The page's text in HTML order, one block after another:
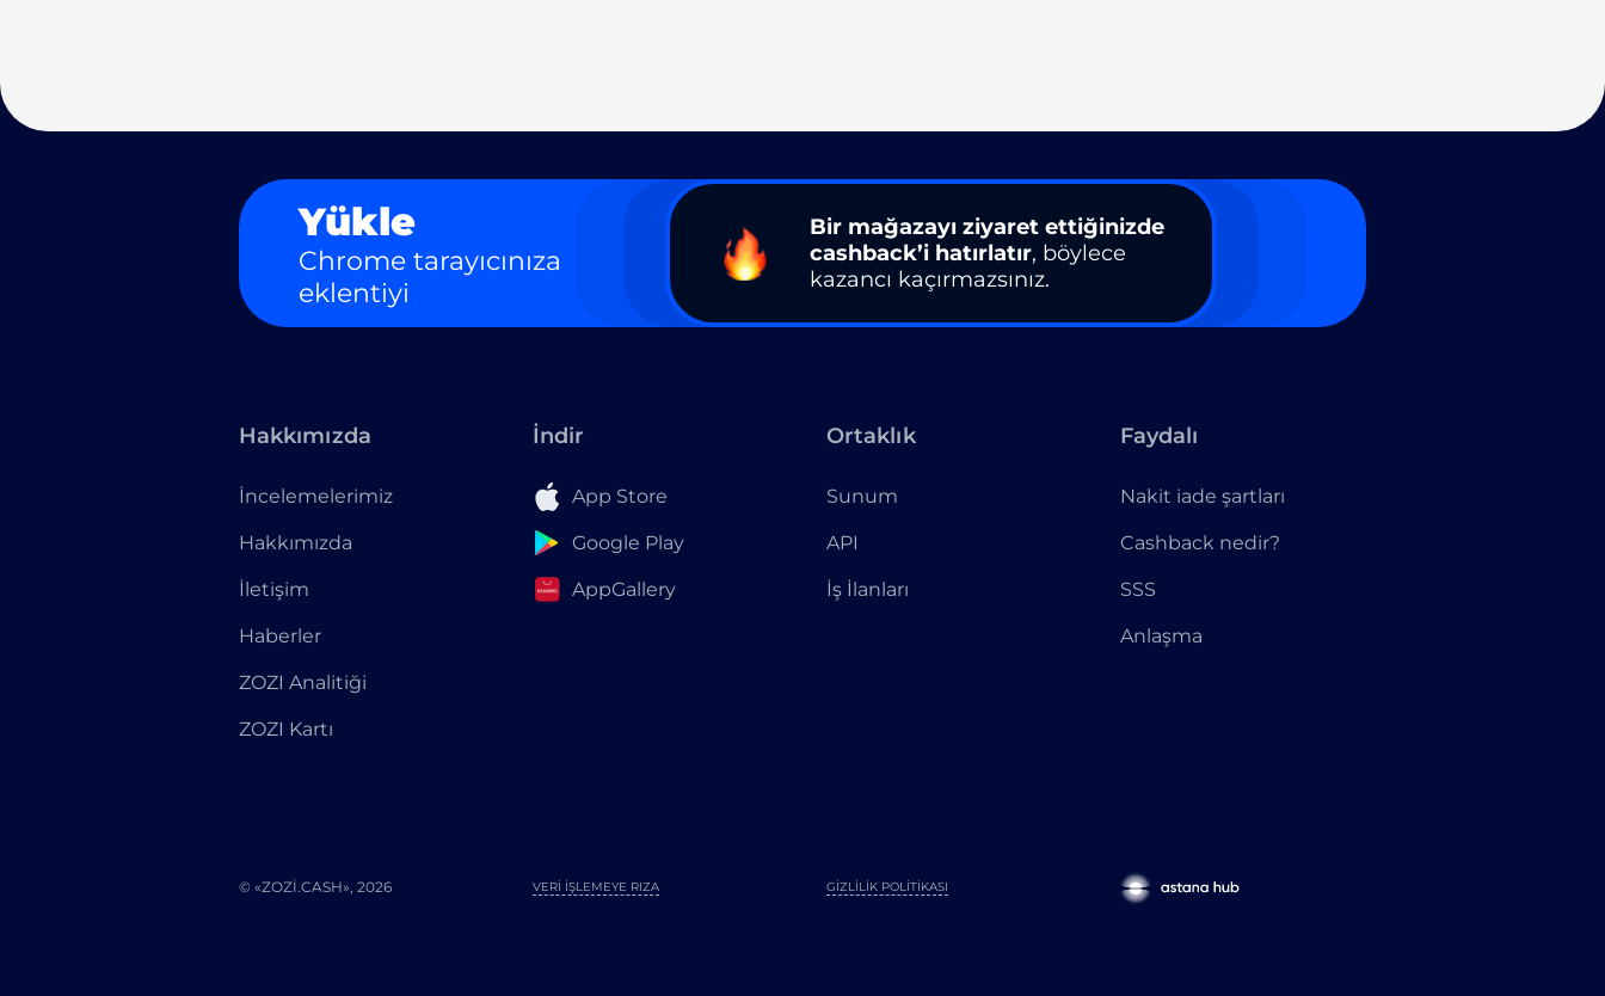
Yükle
Chrome tarayıcınıza
eklentiyi
Bir mağazayı ziyaret ettiğinizde
cashback’i hatırlatır, böylece
kazancı kaçırmazsınız.
Hakkımızda
İncelemelerimiz
Hakkımızda
İletişim
Haberler
ZOZI Analitiği
ZOZI Kartı
İndir
App Store
Google Play
AppGallery
Ortaklık
Sunum
API
İş İlanları
Faydalı
Nakit iade şartları
Cashback nedir?
SSS
Anlaşma
© «ZOZI.CASH», 2026 GIZLILIK POLITIKASI
VERI İŞLEMEYE RIZA